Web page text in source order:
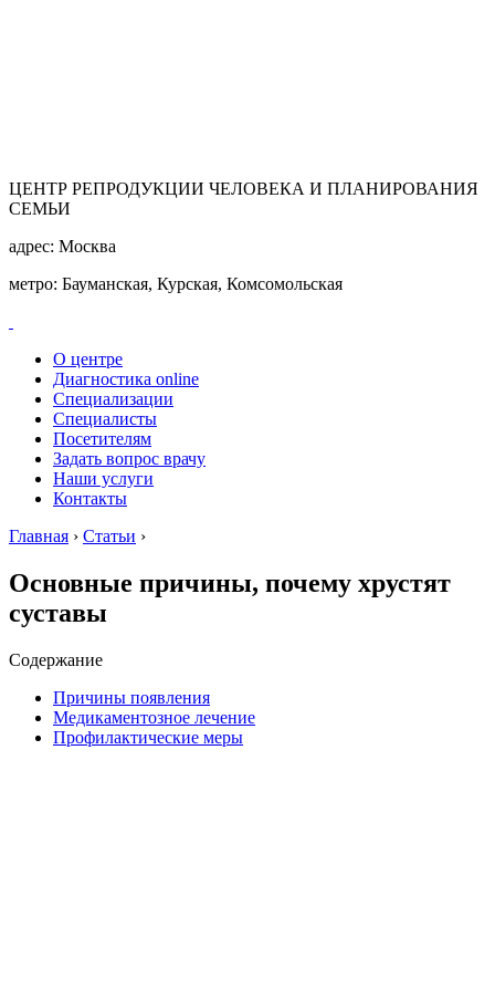
ЦЕНТР РЕПРОДУКЦИИ ЧЕЛОВЕКА И ПЛАНИРОВАНИЯ
СЕМЬИ
адрес: Москва
метро: Бауманская, Курская, Комсомольская
О центре
Диагностика online
Специализации
Специалисты
Посетителям
Задать вопрос врачу
Наши услуги
Контакты
Главная › Статьи ›
Основные причины, почему хрустят
суставы
Содержание
Причины появления
Медикаментозное лечение
Профилактические меры